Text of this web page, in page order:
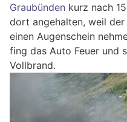
Graubünden kurz nach
dort angehalten, weil
einen Augenschein
fing das Auto Feuer und
Vollbrand.